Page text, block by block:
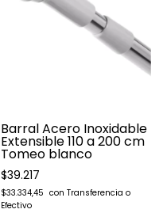
Barral Acero Inoxidable
Extensible 110 a 200 cm
Tomeo blanco
$39.217
$33.334,45